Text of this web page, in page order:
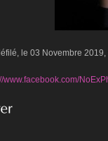
le 03 Novembre 2019,
www.facebook.com/